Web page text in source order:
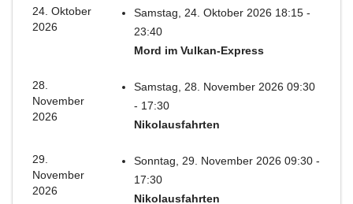
24. Oktober
2026
Samstag, 24. Oktober 2026 18:15 -
23:40
Mord im Vulkan-Express
28.
November
2026
Samstag, 28. November 2026 09:30
- 17:30
Nikolausfahrten
29.
November
2026
Sonntag, 29. November 2026 09:30 -
17:30
Nikolausfahrten